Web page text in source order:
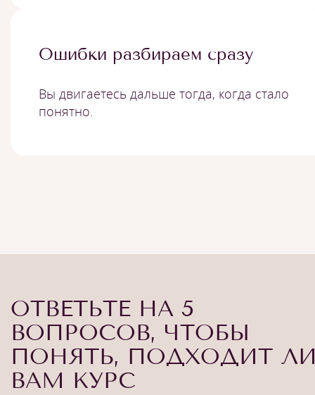
Ошибки разбираем сразу
Вы двигаетесь дальше тогда, когда стало
понятно.
ОТВЕТЬТЕ НА 5
ВОПРОСОВ, ЧТОБЫ
ПОНЯТЬ, ПОДХОДИТ
ВАМ КУРС